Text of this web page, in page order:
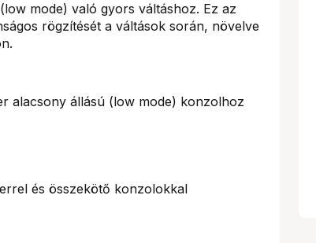
mode) való gyors váltáshoz. Ez az
rögzítését a váltások során, növelve
alacsony állású (low mode) konzolhoz
és összekötő konzolokkal